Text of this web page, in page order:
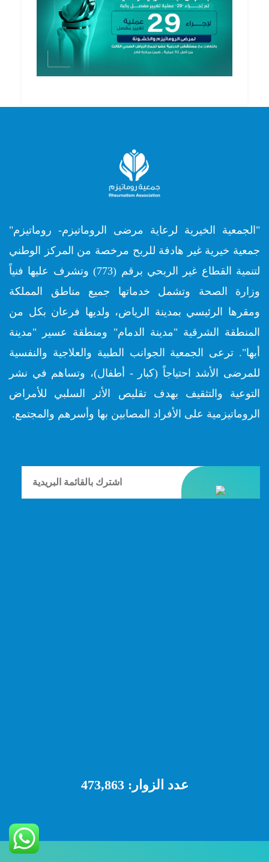
"الجمعية الخيرية لرعاية مرضى الروماتيزم- روماتيزم"
جمعية خيرية غير هادفة للربح مرخصة من المركز الوطني
لتنمية القطاع غير الربحي برقم (773) وتشرف عليها فنياً
وزارة الصحة وتشمل خدماتها جميع مناطق المملكة
ومقرها الرئيسي بمدينة الرياض، ولديها فرعان بكل من
المنطقة الشرقية "مدينة الدمام" ومنطقة عسير "مدينة
أبها". ترعى الجمعية الجوانب الطبية والعلاجية والنفسية
للمرضى الأشد احتياجاً (كبار - أطفال)، وتساهم في نشر
التوعية والتثقيف بهدف تقليص الأثر السلبي للأمراض
الروماتيزمية على الأفراد المصابين بها وأسرهم والمجتمع.
عدد الزوار:473,863